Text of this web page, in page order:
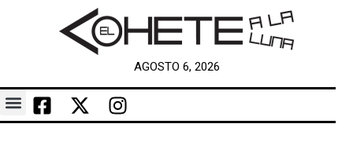
AGOSTO 6, 2026